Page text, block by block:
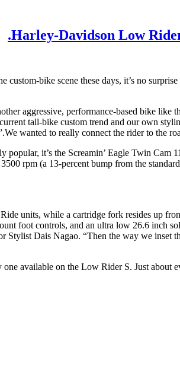
bike scene these days, it’s no surprise
aggressive, performance-based bike
tall-bike custom trend and our own
We wanted to really connect the rider to the
it’s the Screamin’ Eagle Twin
rpm (a 13-percent bump from the
units, while a cartridge fork resides up
foot controls, and an ultra low 26.6 inch
Dais Nagao. “Then the way we inset
one available on the Low Rider S. Just